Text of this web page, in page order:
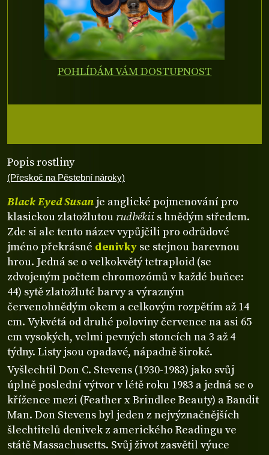
Popis rostliny
(Přeskoč na Pěstební nároky)
Black Eyed Susan je anglické pojmenování pro
klasickou zlatožlutou rudbékii s hnědým středem.
Zde si ale tento název vypůjčili pro odrůdové
jméno překrásné denivky se stejnou barevnou
hrou. Jedná se o velkokvětý tetraploid (se
zdvojeným počtem chromozómů v každé buňce:
44) sytě zlatožluté barvy a výrazným
červenohnědým okem a celkovým rozpětím až 14
cm. Vykvétá od druhé poloviny července na asi 65
cm vysokých, velmi pevných stoncích na 3 až 4
týdny. Listy jsou opadavé, nápadně široké.
Vyšlechtil Don C. Stevens (1930-1983) jako svůj
úplně poslední výtvor v létě roku 1983 a jedná se o
křížence mezi (Feather x Brindlee Beauty) a Bandit
Man. Don Stevens byl jeden z nejvýznačnějších
šlechtitelů denivek z amerického Readingu ve
státě Massachusetts. Svůj život zasvětil výuce
POHLÍDÁM VÁM DOSTUPNOST